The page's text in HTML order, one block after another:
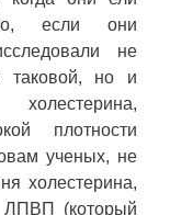
если они
не
таковой, но и
холестерина,
плотности
ученых, не
холестерина,
ЛПВП (который